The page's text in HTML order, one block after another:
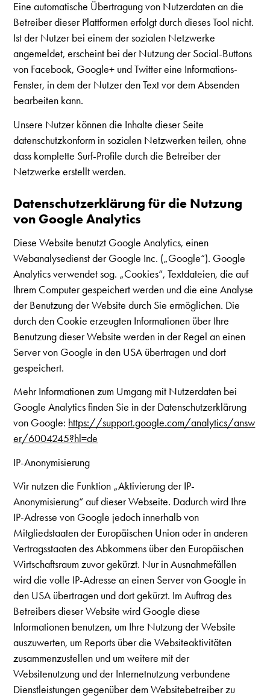
Eine automatische Übertragung von Nutzerdaten an die
Betreiber dieser Plattformen erfolgt durch dieses Tool nicht.
Ist der Nutzer bei einem der sozialen Netzwerke
angemeldet, erscheint bei der Nutzung der Social-Buttons
von Facebook, Google+ und Twitter eine Informations-
Fenster, in dem der Nutzer den Text vor dem Absenden
bearbeiten kann.
Unsere Nutzer können die Inhalte dieser Seite
datenschutzkonform in sozialen Netzwerken teilen, ohne
dass komplette Surf-Profile durch die Betreiber der
Netzwerke erstellt werden.
Datenschutzerklärung für die Nutzung
von Google Analytics
Diese Website benutzt Google Analytics, einen
Webanalysedienst der Google Inc. („Google“). Google
Analytics verwendet sog. „Cookies“, Textdateien, die auf
Ihrem Computer gespeichert werden und die eine Analyse
der Benutzung der Website durch Sie ermöglichen. Die
durch den Cookie erzeugten Informationen über Ihre
Benutzung dieser Website werden in der Regel an einen
Server von Google in den USA übertragen und dort
gespeichert.
Mehr Informationen zum Umgang mit Nutzerdaten bei
Google Analytics finden Sie in der Datenschutzerklärung
von Google: https://support.google.com/analytics/answ
er/6004245?hl=de
IP-Anonymisierung
Wir nutzen die Funktion „Aktivierung der IP-
Anonymisierung“ auf dieser Webseite. Dadurch wird Ihre
IP-Adresse von Google jedoch innerhalb von
Mitgliedstaaten der Europäischen Union oder in anderen
Vertragsstaaten des Abkommens über den Europäischen
Wirtschaftsraum zuvor gekürzt. Nur in Ausnahmefällen
wird die volle IP-Adresse an einen Server von Google in
den USA übertragen und dort gekürzt. Im Auftrag des
Betreibers dieser Website wird Google diese
Informationen benutzen, um Ihre Nutzung der Website
auszuwerten, um Reports über die Websiteaktivitäten
zusammenzustellen und um weitere mit der
Websitenutzung und der Internetnutzung verbundene
Dienstleistungen gegenüber dem Websitebetreiber zu